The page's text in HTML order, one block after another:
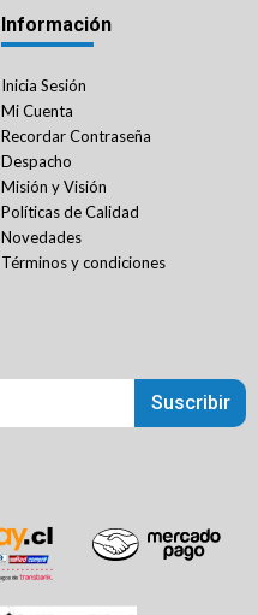
Información
Inicia Sesión
Mi Cuenta
Recordar Contraseña
Despacho
Misión y Visión
Políticas de Calidad
Novedades
Términos y condiciones
Suscribir